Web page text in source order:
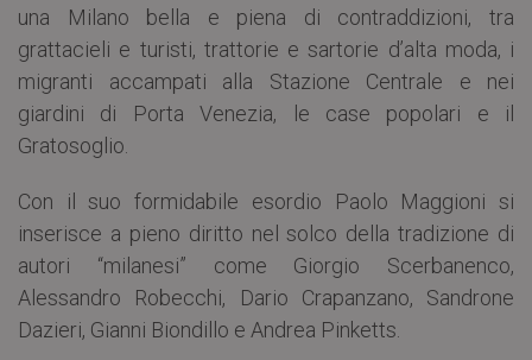
una Milano bella e piena di contraddizioni, tra
grattacieli e turisti, trattorie e sartorie d’alta moda, i
migranti accampati alla Stazione Centrale e nei
giardini di Porta Venezia, le case popolari e il
Gratosoglio.
Con il suo formidabile esordio Paolo Maggioni si
inserisce a pieno diritto nel solco della tradizione di
autori “milanesi” come Giorgio Scerbanenco,
Alessandro Robecchi, Dario Crapanzano, Sandrone
Dazieri, Gianni Biondillo e Andrea Pinketts.